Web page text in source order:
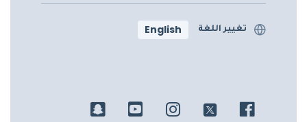
تغيير اللغة English